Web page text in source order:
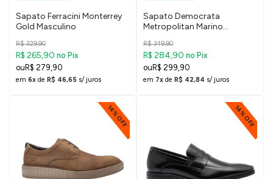
Sapato Ferracini Monterrey
Gold Masculino
R$ 329,90
R$ 265,90 no Pix
R$ 279,90
em 6x de R$ 46,65 s/ juros
Sapato Democrata
Metropolitan Marino
R$ 349,90
R$ 284,90 no Pix
R$ 299,90
em 7x de R$ 42,84 s/ juros
14% OFF 14% OFF